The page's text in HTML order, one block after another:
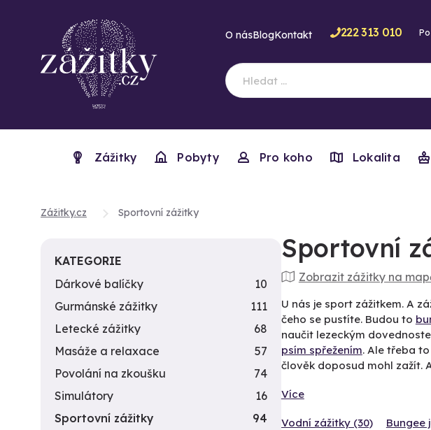
O násBlogKontakt 222 313 010
Zážitky Pobyty Pro koho Lokalita
Zážitky.cz Sportovní zážitky
Sportovní
Zobrazit zážitky na
U nás je sport zážitkem. A
čeho se pustíte. Budou to
naučit lezeckým
psím spřežením. Ale třeba
člověk doposud mohl zažít.
Více
Vodní zážitky (30) Bungee
KATEGORIE
Dárkové balíčky
10
Gurmánské zážitky
111
Letecké zážitky
68
Masáže a relaxace
57
Povolání na zkoušku
74
Simulátory
16
Sportovní zážitky
94